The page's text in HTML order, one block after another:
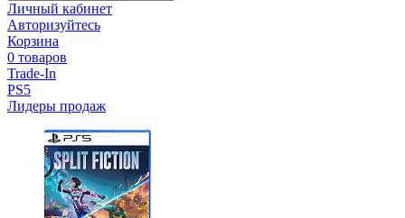
Личный кабинет
Авторизуйтесь
Корзина
0 товаров
Trade-In
PS5
Лидеры продаж